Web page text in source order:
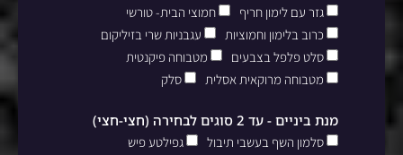
גזר עם לימון חריף
חמוצי הבית- טורשי
כרוב בלימון וחמוציות
עגבניות שרי בזיליקום
סלט פלפל בצבעים
מטבוחה פיקנטית
מטבוחה מרוקאית אסלית
סלק
מנת ביניים - עד 2 סוגים לבחירה (חצי-חצי)
סלמון השף בעשבי תיבול
גפילטע פיש